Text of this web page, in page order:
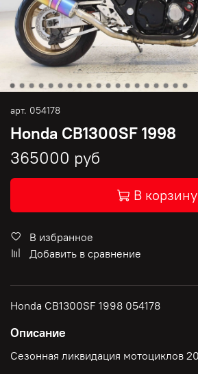
арт. 054178
Honda CB1300SF 1998
365000 руб
В корзину
В избранное
Добавить в сравнение
Honda CB1300SF 1998 054178
Описание
Сезонная ликвидация мотоциклов